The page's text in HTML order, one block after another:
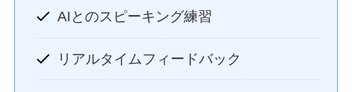
AIとのスピーキング練習
リアルタイムフィードバック